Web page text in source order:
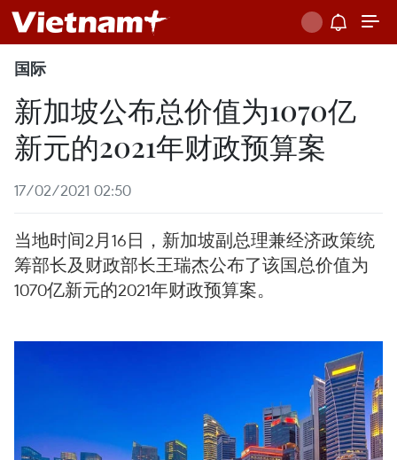
国际
新加坡公布总价值为1070亿
新元的2021年财政预算案
17/02/2021 02:50
当地时间2月16日，新加坡副总理兼经济政策统
筹部长及财政部长王瑞杰公布了该国总价值为
1070亿新元的2021年财政预算案。